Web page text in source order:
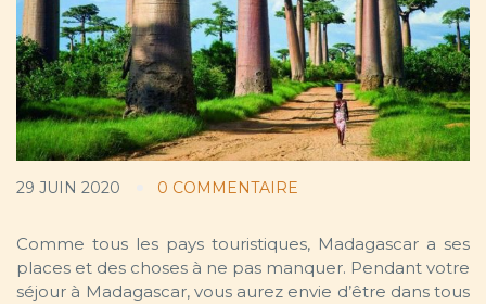
29 JUIN 2020 0 COMMENTAIRE
Comme tous les pays touristiques, Madagascar a ses
places et des choses à ne pas manquer. Pendant votre
séjour à Madagascar, vous aurez envie d’être dans tous